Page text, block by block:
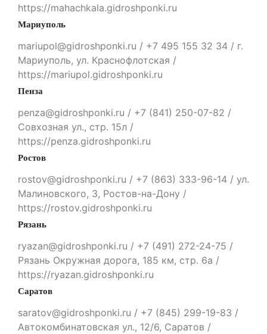
https://mahachkala.gidroshponki.ru
Мариуполь
mariupol@gidroshponki.ru / +7 495 155 32 34 / г.
Мариуполь, ул. Краснофлотская /
https://mariupol.gidroshponki.ru
Пенза
penza@gidroshponki.ru / +7 (841) 250-07-82 /
Совхозная ул., стр. 15л /
https://penza.gidroshponki.ru
Ростов
rostov@gidroshponki.ru / +7 (863) 333-96-14 / ул.
Малиновского, 3, Ростов-на-Дону /
https://rostov.gidroshponki.ru
Рязань
ryazan@gidroshponki.ru / +7 (491) 272-24-75 /
Рязань Окружная дорога, 185 км, стр. 6а /
https://ryazan.gidroshponki.ru
Саратов
saratov@gidroshponki.ru / +7 (845) 299-19-83 /
Автокомбинатовская ул., 12/6, Саратов /